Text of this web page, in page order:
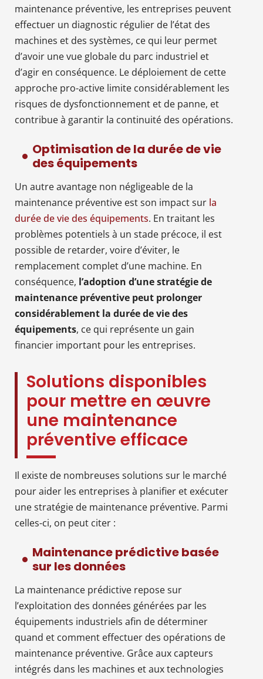
maintenance préventive, les entreprises peuvent
effectuer un diagnostic régulier de l’état des
machines et des systèmes, ce qui leur permet
d’avoir une vue globale du parc industriel et
d’agir en conséquence. Le déploiement de cette
approche pro-active limite considérablement les
risques de dysfonctionnement et de panne, et
contribue à garantir la continuité des opérations.
Optimisation de la durée de vie
des équipements
Un autre avantage non négligeable de la
maintenance préventive est son impact sur la
durée de vie des équipements. En traitant les
problèmes potentiels à un stade précoce, il est
possible de retarder, voire d’éviter, le
remplacement complet d’une machine. En
conséquence, l’adoption d’une stratégie de
maintenance préventive peut prolonger
considérablement la durée de vie des
équipements, ce qui représente un gain
financier important pour les entreprises.
Solutions disponibles
pour mettre en œuvre
une maintenance
préventive efficace
Il existe de nombreuses solutions sur le marché
pour aider les entreprises à planifier et exécuter
une stratégie de maintenance préventive. Parmi
celles-ci, on peut citer :
Maintenance prédictive basée
sur les données
La maintenance prédictive repose sur
l’exploitation des données générées par les
équipements industriels afin de déterminer
quand et comment effectuer des opérations de
maintenance préventive. Grâce aux capteurs
intégrés dans les machines et aux technologies